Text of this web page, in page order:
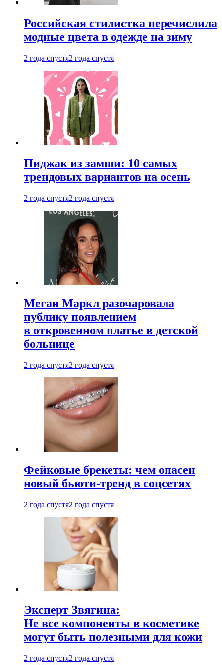
Российская стилистка перечислила
модные цвета в одежде на зиму
2 года спустя2 года спустя
Пиджак из замши: 10 самых
трендовых вариантов на осень
2 года спустя2 года спустя
Меган Маркл разочаровала
публику появлением
в откровенном платье в детской
больнице
2 года спустя2 года спустя
Фейковые брекеты: чем опасен
новый бьюти-тренд в соцсетях
2 года спустя2 года спустя
Эксперт Звягина:
Не все компоненты в косметике
могут быть полезными для кожи
2 года спустя2 года спустя